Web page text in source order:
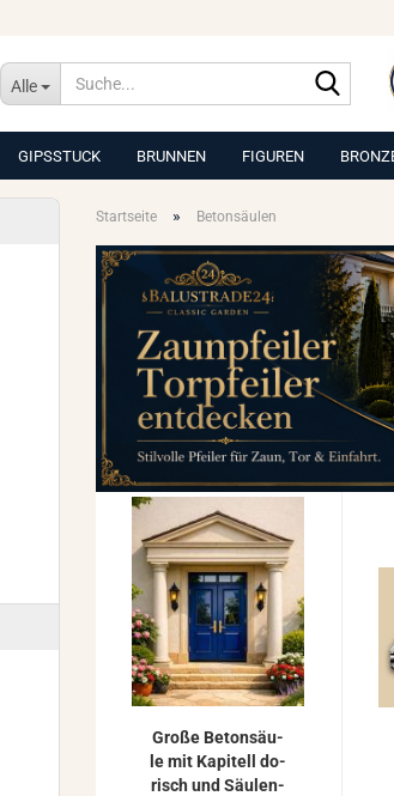
Alle
GIPSSTUCK BRUNNEN FIGUREN
Startseite » Betonsäulen
Große Be­ton­säu­
le mit Ka­pi­tell do­
risch und Säu­len­